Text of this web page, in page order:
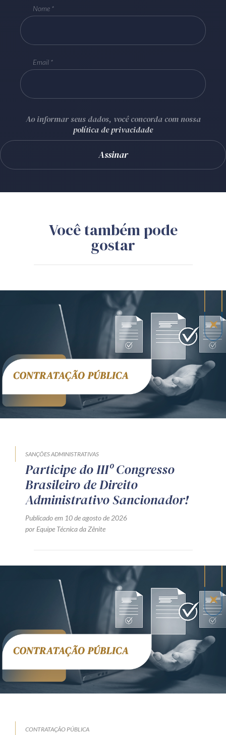
Nome
Email
Ao informar seus dados, você concorda com nossa
política de privacidade
Você também pode
gostar
SANÇÕES ADMINISTRATIVAS
Participe do IIIº Congresso
Brasileiro de Direito
Administrativo Sancionador!
Publicado em 10 de agosto de 2026
por Equipe Técnica da Zênite
CONTRATAÇÃO PÚBLICA